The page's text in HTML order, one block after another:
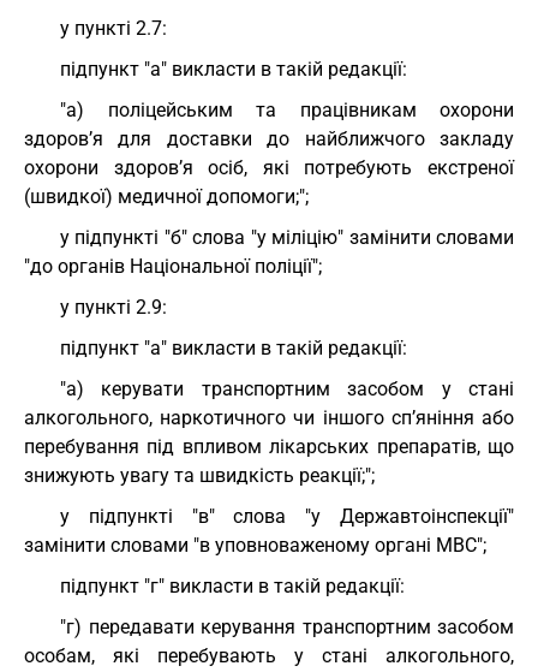
у пункті 2.7:
підпункт "а" викласти в такій редакції:
"а) поліцейським та працівникам охорони
здоров’я для доставки до найближчого закладу
охорони здоров’я осіб, які потребують екстреної
(швидкої) медичної допомоги;";
у підпункті "б" слова "у міліцію" замінити словами
"до органів Національної поліції";
у пункті 2.9:
підпункт "а" викласти в такій редакції:
"а) керувати транспортним засобом у стані
алкогольного, наркотичного чи іншого сп’яніння або
перебування під впливом лікарських препаратів, що
знижують увагу та швидкість реакції;";
у підпункті "в" слова "у Державтоінспекції"
замінити словами "в уповноваженому органі МВС";
підпункт "г" викласти в такій редакції:
"г) передавати керування транспортним засобом
особам, які перебувають у стані алкогольного,